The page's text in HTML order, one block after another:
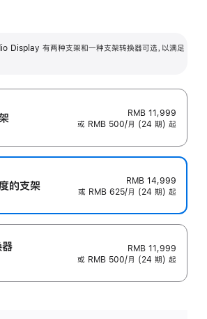
Display 有两种支架和一种支架转换器可选，以满足
RMB 11,999
或 RMB 500/月 (24 期) 起
的支‍架
RMB 14,999
或 RMB 625/月 (24 期) 起
RMB 11,999
或 RMB 500/月 (24 期) 起